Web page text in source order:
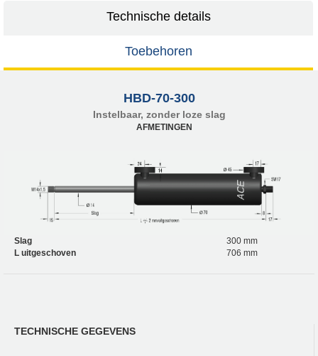
Technische details
Toebehoren
HBD-70-300
Instelbaar, zonder loze slag
AFMETINGEN
Slag
300 mm
L uitgeschoven
706 mm
TECHNISCHE GEGEVENS